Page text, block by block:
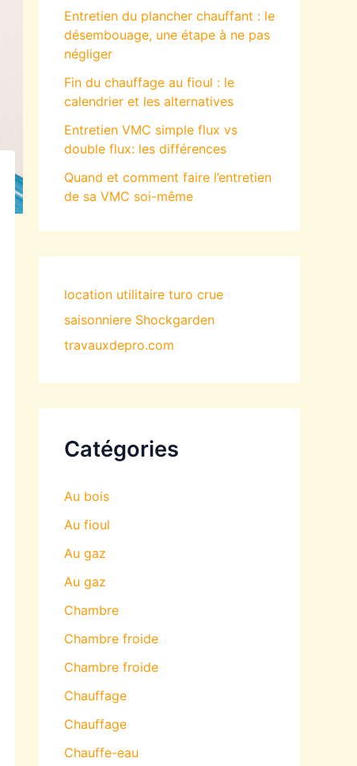
Entretien du plancher chauffant : le
désembouage, une étape à ne pas
négliger
Fin du chauffage au fioul : le
calendrier et les alternatives
Entretien VMC simple flux vs
double flux: les différences
Quand et comment faire l’entretien
de sa VMC soi-même
location utilitaire turo crue
saisonniere Shockgarden
travauxdepro.com
Catégories
Au bois
Au fioul
Au gaz
Au gaz
Chambre
Chambre froide
Chambre froide
Chauffage
Chauffage
Chauffe-eau